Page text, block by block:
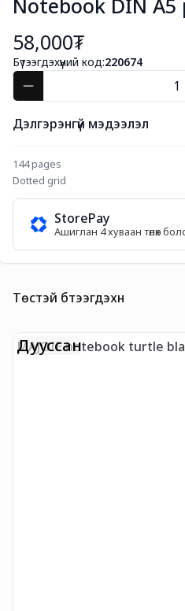
Notebook DIN
58,000₮
Бүтээгдэхүүний код:220674
Дэлгэрэнгүй мэдээлэл
144 pages
Dotted grid
StorePay
Ашиглан 4 хуваан төлөх
Төстэй бүтээгдэхүүн
Дууссан
MAJOIE notebook turtle